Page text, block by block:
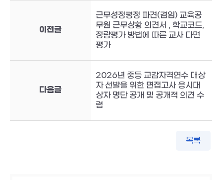
이전글
근무성정평정 파견(겸임) 교육공
무원 근무상황 의견서 , 학교코드,
정량평가 방법에 따른 교사 다면
평가
다음글
2026년 중등 교감자격연수 대상
자 선발을 위한 면접고사 응시대
상자 명단 공개 및 공개적 의견 수
렴
목록